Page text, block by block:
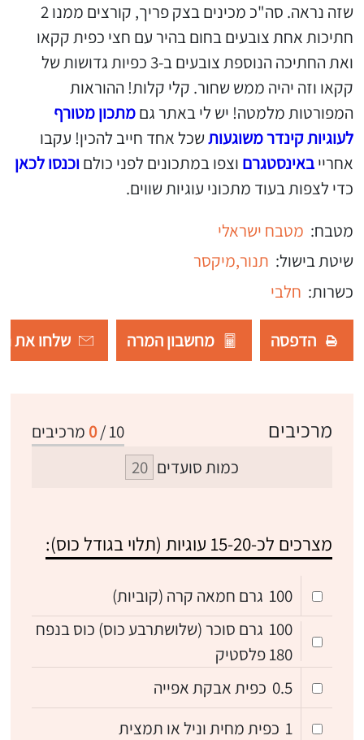
שזה נראה. סה"כ מכינים בצק פריך, קורצים ממנו 2
חתיכות אחת צובעים בחום בהיר עם חצי כפית קקאו
ואת החתיכה הנוספת צובעים ב-3 כפיות גדושות של
קקאו וזה יהיה ממש שחור. קלי קלות! ההוראות
המפורטות מלמטה! יש לי באתר גםמתכון מטורף
לעוגיות קינדר משוגעותשכל אחד חייב להכין! עקבו
אחרייבאינסטגרם וצפו במתכונים לפני כולםוכנסו לכאן
כדי לצפות בעוד מתכוני עוגיות שווים.
מטבח: מטבח ישראלי
שיטת בישול: תנור,מיקסר
כשרות: חלבי
הדפסה מחשבון המרה שלחו את
10
/
0 מרכיבים מרכיבים
כמות סועדים
מצרכים לכ-15-20 עוגיות (תלוי בגודל כוס):
100 גרם חמאה קרה (קוביות)
100 גרם סוכר (שלושתרבע כוס) כוס בנפח
180 פלסטיק
0.5 כפית אבקת אפייה
1 כפית מחית וניל או תמצית